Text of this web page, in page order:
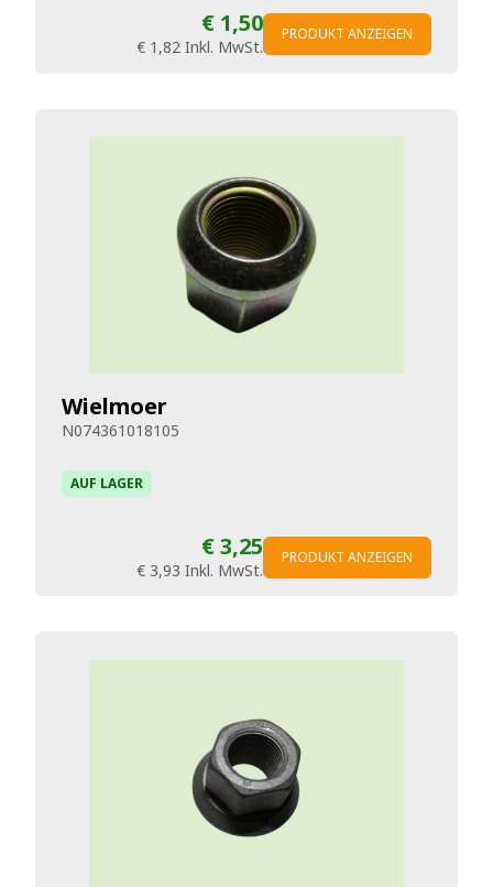
€ 1,50
€ 1,82 Inkl. MwSt.
PRODUKT ANZEIGEN
Wielmoer
N074361018105
AUF LAGER
€ 3,25
€ 3,93 Inkl. MwSt.
PRODUKT ANZEIGEN